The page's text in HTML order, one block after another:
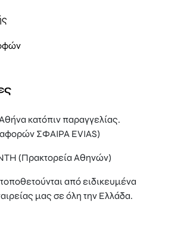
κατόπιν παραγγελίας.
ΣΦΑΙΡΑ EVIAS)
(Πρακτορεία Αθηνών)
από ειδικευμένα
μας σε όλη την Ελλάδα.